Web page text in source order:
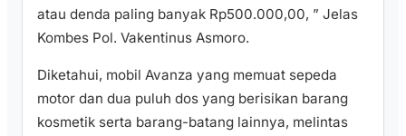
atau denda paling banyak Rp500.000,00, ” Jelas
Kombes Pol. Vakentinus Asmoro.
Diketahui, mobil Avanza yang memuat sepeda
motor dan dua puluh dos yang berisikan barang
kosmetik serta barang-batang lainnya, melintas